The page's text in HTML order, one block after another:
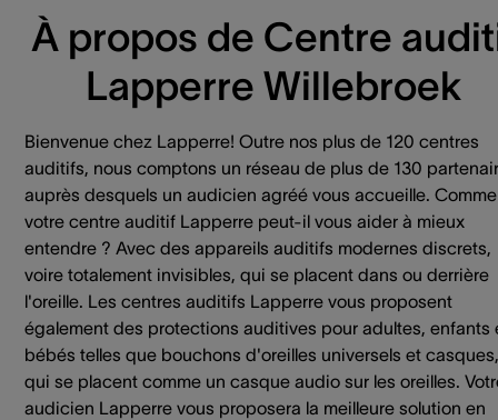
À propos de Centre
Lapperre Willebroek
Bienvenue chez Lapperre! Outre nos plus de 120 centres
auditifs, nous comptons un réseau de plus de 130
auprès desquels un audicien agréé vous accueille.
votre centre auditif Lapperre peut-il vous aider à mieux
entendre ? Avec des appareils auditifs modernes discrets,
voire totalement invisibles, qui se placent dans ou derrière
l'oreille. Les centres auditifs Lapperre vous proposent
également des protections auditives pour adultes, enfants
bébés telles que bouchons d'oreilles universels et casques,
qui se placent comme un casque audio sur les oreilles.
audicien Lapperre vous proposera la meilleure solution en